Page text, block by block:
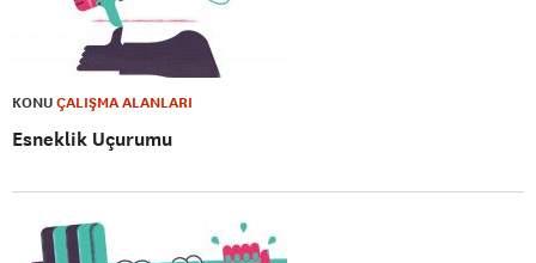
KONUÇALIŞMA ALANLARI
Esneklik Uçurumu